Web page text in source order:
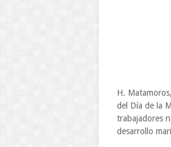
H.
del Día de la
trabajadores
desarrollo